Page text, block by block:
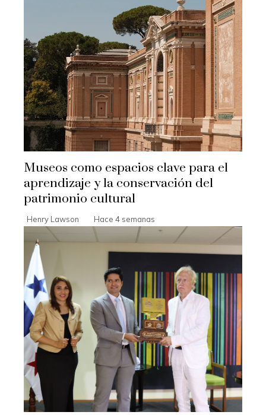
Museos como espacios clave para el
aprendizaje y la conservación del
patrimonio cultural
Henry Lawson Hace 4 semanas